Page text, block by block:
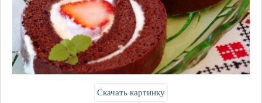
Скачать картинку